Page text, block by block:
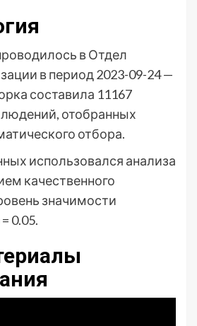
в Отдел
в период 2023-09-24 —
составила 11167
отобранных
отбора.
использовался анализа
качественного
значимости
0.05.